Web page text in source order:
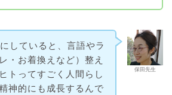
保田先生
していると、言語やラ
・お着換えなど）整え
トってすごく人間らし
神的にも成長するんで